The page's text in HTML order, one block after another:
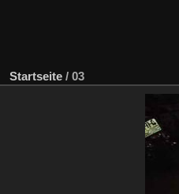
Startseite / 03